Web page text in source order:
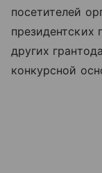
посетителей
президентских
других
конкурсной